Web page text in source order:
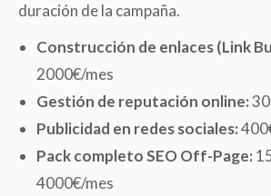
duración de la campaña.
Construcción de enlaces (Link
2000€/mes
Gestión de reputación online:
Publicidad en redes sociales:
Pack completo SEO Off-Page:
4000€/mes